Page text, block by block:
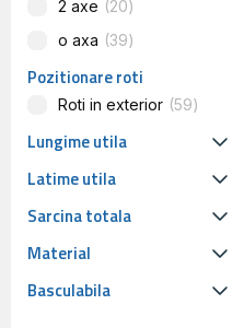
2 axe
20
o axa
39
Pozitionare roti
Roti in exterior 59
Lungime utila
Latime utila
Sarcina totala
Material
Basculabila